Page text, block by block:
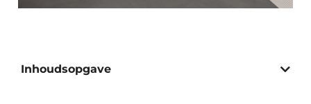
Inhoudsopgave